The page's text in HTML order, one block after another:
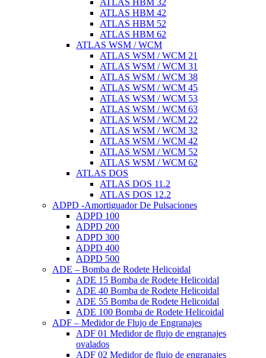
ATLAS HBM 32
ATLAS HBM 42
ATLAS HBM 52
ATLAS HBM 62
ATLAS WSM / WCM
ATLAS WSM / WCM 21
ATLAS WSM / WCM 31
ATLAS WSM / WCM 38
ATLAS WSM / WCM 45
ATLAS WSM / WCM 53
ATLAS WSM / WCM 63
ATLAS WSM / WCM 22
ATLAS WSM / WCM 32
ATLAS WSM / WCM 42
ATLAS WSM / WCM 52
ATLAS WSM / WCM 62
ATLAS DOS
ATLAS DOS 11.2
ATLAS DOS 12.2
ADPD -Amortiguador De Pulsaciones
ADPD 100
ADPD 200
ADPD 300
ADPD 400
ADPD 500
ADE – Bomba de Rodete Helicoidal
ADE 15 Bomba de Rodete Helicoidal
ADE 40 Bomba de Rodete Helicoidal
ADE 55 Bomba de Rodete Helicoidal
ADE 100 Bomba de Rodete Helicoidal
ADF – Medidor de Flujo de Engranajes
ADF 01 Medidor de flujo de engranajes
ovalados
ADF 02 Medidor de flujo de engranajes